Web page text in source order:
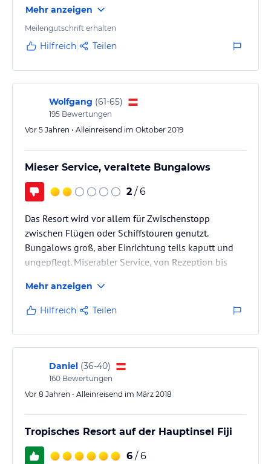
Wasser, hat man ein kleines Idyll für sich selbst. Hier
sollte man nicht sparen. Staff etwas komisch, Essen
dafür sehr gut.
Mehr anzeigen
Meilengutschrift erhalten
Hilfreich Teilen
Wolfgang (61-65)
195 Bewertungen
Vor 5 Jahren • Alleinreisend im Oktober 2019
Mieser Service, veraltete Bungalows
2 / 6
Das Resort wird vor allem für Zwischenstopp
zwischen Flügen oder Schiffstouren genutzt.
Bungalows groß, aber Einrichtung teils kaputt und
ungepflegt. Miserabler Service, von Rezeption bis
Bungalows ist es lärmig. Vor allem von der zentralen
Bar kommt Geschrei und Musik, jeden Abend.
Mehr anzeigen
Hilfreich Teilen
Daniel (36-40)
160 Bewertungen
Vor 8 Jahren • Alleinreisend im März 2018
Tropisches Resort auf der Hauptinsel Fiji
6 / 6